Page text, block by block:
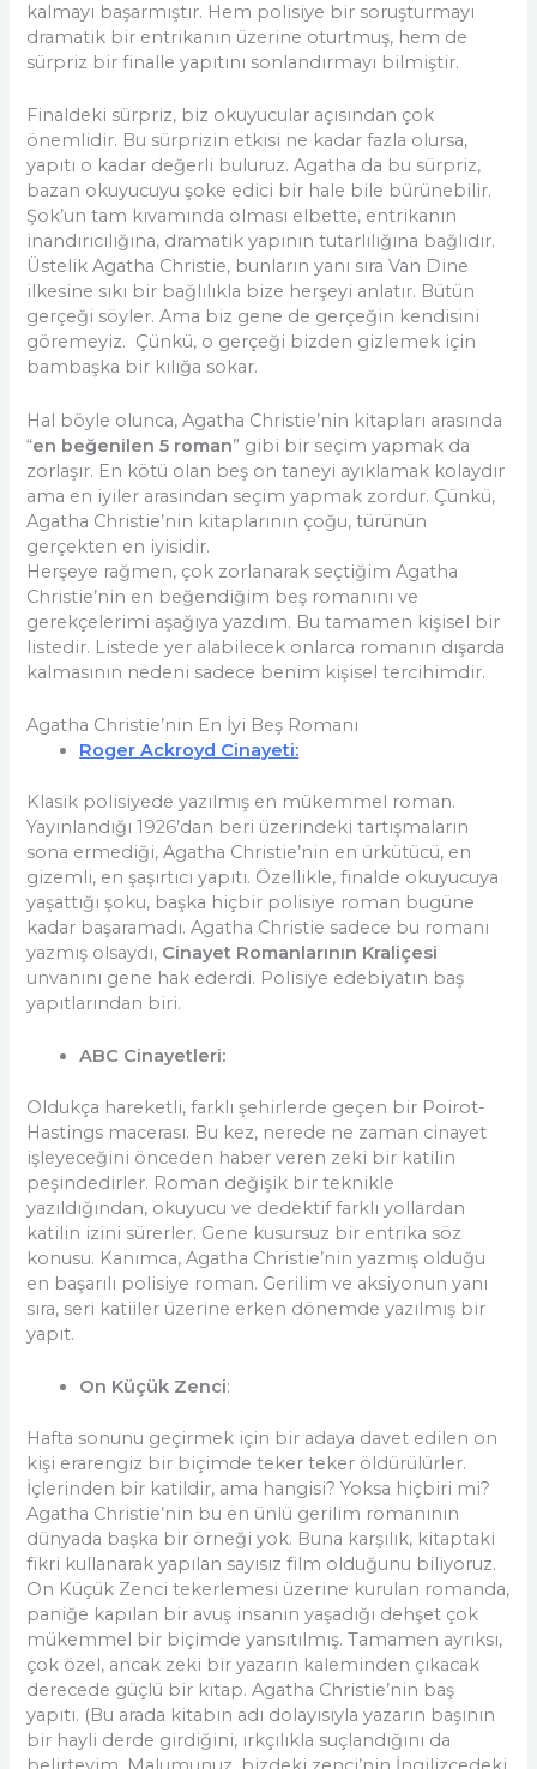
kalmayı başarmıştır. Hem polisiye bir soruşturmayı
dramatik bir entrikanın üzerine oturtmuş, hem de
sürpriz bir finalle yapıtını sonlandırmayı bilmiştir.
Finaldeki sürpriz, biz okuyucular açısından çok
önemlidir. Bu sürprizin etkisi ne kadar fazla olursa,
yapıtı o kadar değerli buluruz. Agatha da bu sürpriz,
bazan okuyucuyu şoke edici bir hale bile bürünebilir.
Şok’un tam kıvamında olması elbette, entrikanın
inandırıcılığına, dramatik yapının tutarlılığına bağlıdır.
Üstelik Agatha Christie, bunların yanı sıra Van Dine
ilkesine sıkı bir bağlılıkla bize herşeyi anlatır. Bütün
gerçeği söyler. Ama biz gene de gerçeğin kendisini
göremeyiz. Çünkü, o gerçeği bizden gizlemek için
bambaşka bir kılığa sokar.
Hal böyle olunca, Agatha Christie’nin kitapları arasında
“en beğenilen 5 roman” gibi bir seçim yapmak da
zorlaşır. En kötü olan beş on taneyi ayıklamak kolaydır
ama en iyiler arasindan seçim yapmak zordur. Çünkü,
Agatha Christie’nin kitaplarının çoğu, türünün
gerçekten en iyisidir.
Herşeye rağmen, çok zorlanarak seçtiğim Agatha
Christie’nin en beğendiğim beş romanını ve
gerekçelerimi aşağıya yazdım. Bu tamamen kişisel bir
listedir. Listede yer alabilecek onlarca romanın dışarda
kalmasının nedeni sadece benim kişisel tercihimdir.
Agatha Christie’nin En İyi Beş Romanı
Roger Ackroyd Cinayeti:
Klasik polisiyede yazılmış en mükemmel roman.
Yayınlandığı 1926’dan beri üzerindeki tartışmaların
sona ermediği, Agatha Christie’nin en ürkütücü, en
gizemli, en şaşırtıcı yapıtı. Özellikle, finalde okuyucuya
yaşattığı şoku, başka hiçbir polisiye roman bugüne
kadar başaramadı. Agatha Christie sadece bu romanı
yazmış olsaydı, Cinayet Romanlarının Kraliçesi
unvanını gene hak ederdi. Polisiye edebiyatın baş
yapıtlarından biri.
ABC Cinayetleri:
Oldukça hareketli, farklı şehirlerde geçen bir Poirot-
Hastings macerası. Bu kez, nerede ne zaman cinayet
işleyeceğini önceden haber veren zeki bir katilin
peşindedirler. Roman değişik bir teknikle
yazıldığından, okuyucu ve dedektif farklı yollardan
katilin izini sürerler. Gene kusursuz bir entrika söz
konusu. Kanımca, Agatha Christie’nin yazmış olduğu
en başarılı polisiye roman. Gerilim ve aksiyonun yanı
sıra, seri katiiler üzerine erken dönemde yazılmış bir
yapıt.
On Küçük Zenci:
Hafta sonunu geçirmek için bir adaya davet edilen on
kişi erarengiz bir biçimde teker teker öldürülürler.
İçlerinden bir katildir, ama hangisi? Yoksa hiçbiri mi?
Agatha Christie’nin bu en ünlü gerilim romanının
dünyada başka bir örneği yok. Buna karşılık, kitaptaki
fikri kullanarak yapılan sayısız film olduğunu biliyoruz.
On Küçük Zenci tekerlemesi üzerine kurulan romanda,
paniğe kapılan bir avuş insanın yaşadığı dehşet çok
mükemmel bir biçimde yansıtılmış. Tamamen ayrıksı,
çok özel, ancak zeki bir yazarın kaleminden çıkacak
derecede güçlü bir kitap. Agatha Christie’nin baş
yapıtı. (Bu arada kitabın adı dolayısıyla yazarın başının
bir hayli derde girdiğini, ırkçılıkla suçlandığını da